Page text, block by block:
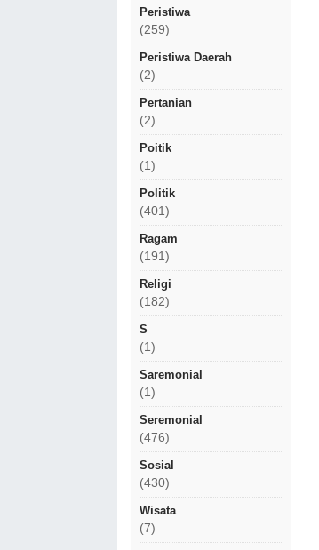
Peristiwa
(259)
Peristiwa Daerah
(2)
Pertanian
(2)
Poitik
(1)
Politik
(401)
Ragam
(191)
Religi
(182)
S
(1)
Saremonial
(1)
Seremonial
(476)
Sosial
(430)
Wisata
(7)